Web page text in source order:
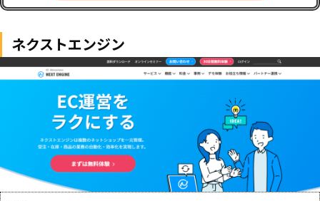
ネクストエンジン